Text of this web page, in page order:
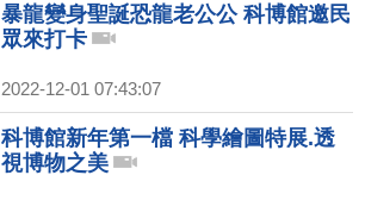
暴龍變身聖誕恐龍老公公 科博館邀民
眾來打卡
2022-12-01 07:43:07
科博館新年第一檔 科學繪圖特展.透
視博物之美